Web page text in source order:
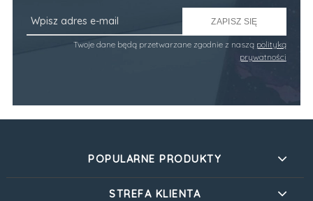
ZAPISZ SIĘ
Twoje dane będą przetwarzane zgodnie z naszą polityką
prywatności
POPULARNE PRODUKTY
STREFA KLIENTA